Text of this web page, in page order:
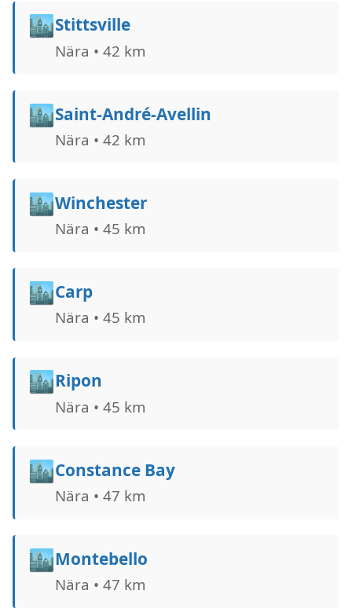
🏙️Stittsville
Nära • 42 km
🏙️Saint-André-Avellin
Nära • 42 km
🏙️Winchester
Nära • 45 km
🏙️Carp
Nära • 45 km
🏙️Ripon
Nära • 45 km
🏙️Constance Bay
Nära • 47 km
🏙️Montebello
Nära • 47 km